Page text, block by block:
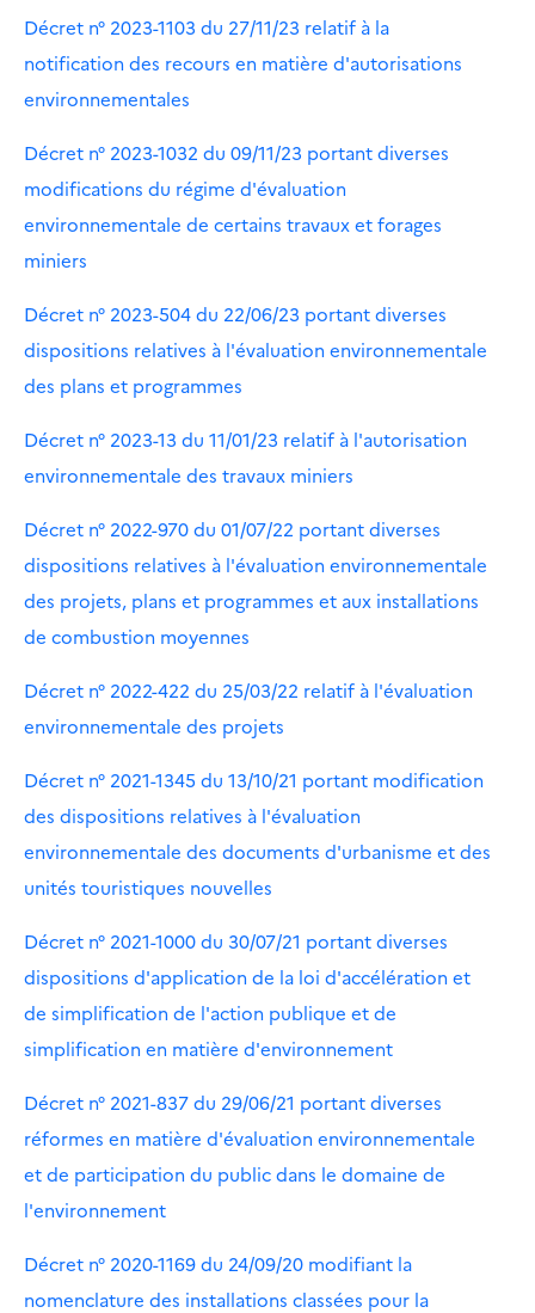
Décret n° 2023-1103 du 27/11/23 relatif à la
notification des recours en matière d'autorisations
environnementales
Décret n° 2023-1032 du 09/11/23 portant diverses
modifications du régime d'évaluation
environnementale de certains travaux et forages
miniers
Décret n° 2023-504 du 22/06/23 portant diverses
dispositions relatives à l'évaluation environnementale
des plans et programmes
Décret n° 2023-13 du 11/01/23 relatif à l'autorisation
environnementale des travaux miniers
Décret n° 2022-970 du 01/07/22 portant diverses
dispositions relatives à l'évaluation environnementale
des projets, plans et programmes et aux installations
de combustion moyennes
Décret n° 2022-422 du 25/03/22 relatif à l'évaluation
environnementale des projets
Décret n° 2021-1345 du 13/10/21 portant modification
des dispositions relatives à l'évaluation
environnementale des documents d'urbanisme et des
unités touristiques nouvelles
Décret n° 2021-1000 du 30/07/21 portant diverses
dispositions d'application de la loi d'accélération et
de simplification de l'action publique et de
simplification en matière d'environnement
Décret n° 2021-837 du 29/06/21 portant diverses
réformes en matière d'évaluation environnementale
et de participation du public dans le domaine de
l'environnement
Décret n° 2020-1169 du 24/09/20 modifiant la
nomenclature des installations classées pour la